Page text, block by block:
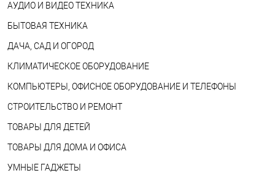
АУДИО И ВИДЕО ТЕХНИКА
БЫТОВАЯ ТЕХНИКА
ДАЧА, САД И ОГОРОД
КЛИМАТИЧЕСКОЕ ОБОРУДОВАНИЕ
КОМПЬЮТЕРЫ, ОФИСНОЕ ОБОРУДОВАНИЕ И ТЕЛЕФОНЫ
СТРОИТЕЛЬСТВО И РЕМОНТ
ТОВАРЫ ДЛЯ ДЕТЕЙ
ТОВАРЫ ДЛЯ ДОМА И ОФИСА
УМНЫЕ ГАДЖЕТЫ